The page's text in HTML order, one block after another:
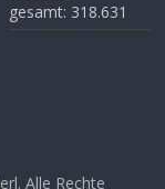
gesamt: 318.631
. Alle Rechte